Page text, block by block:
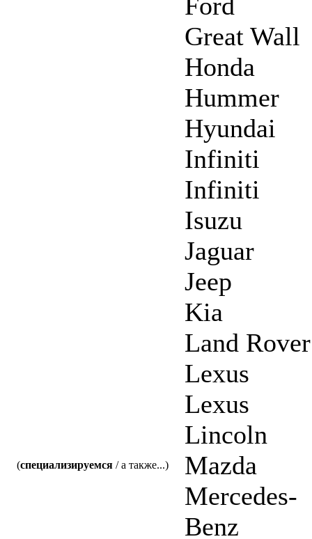
(специализируемся / а также...)
Great Wall
Honda
Hummer
Hyundai
Infiniti
Infiniti
Isuzu
Jaguar
Jeep
Kia
Land Rover
Lexus
Lexus
Lincoln
Mazda
Mercedes-
Benz